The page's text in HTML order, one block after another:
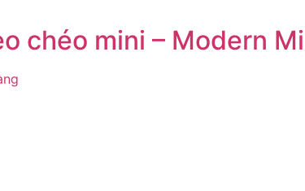
chéo mini – Modern